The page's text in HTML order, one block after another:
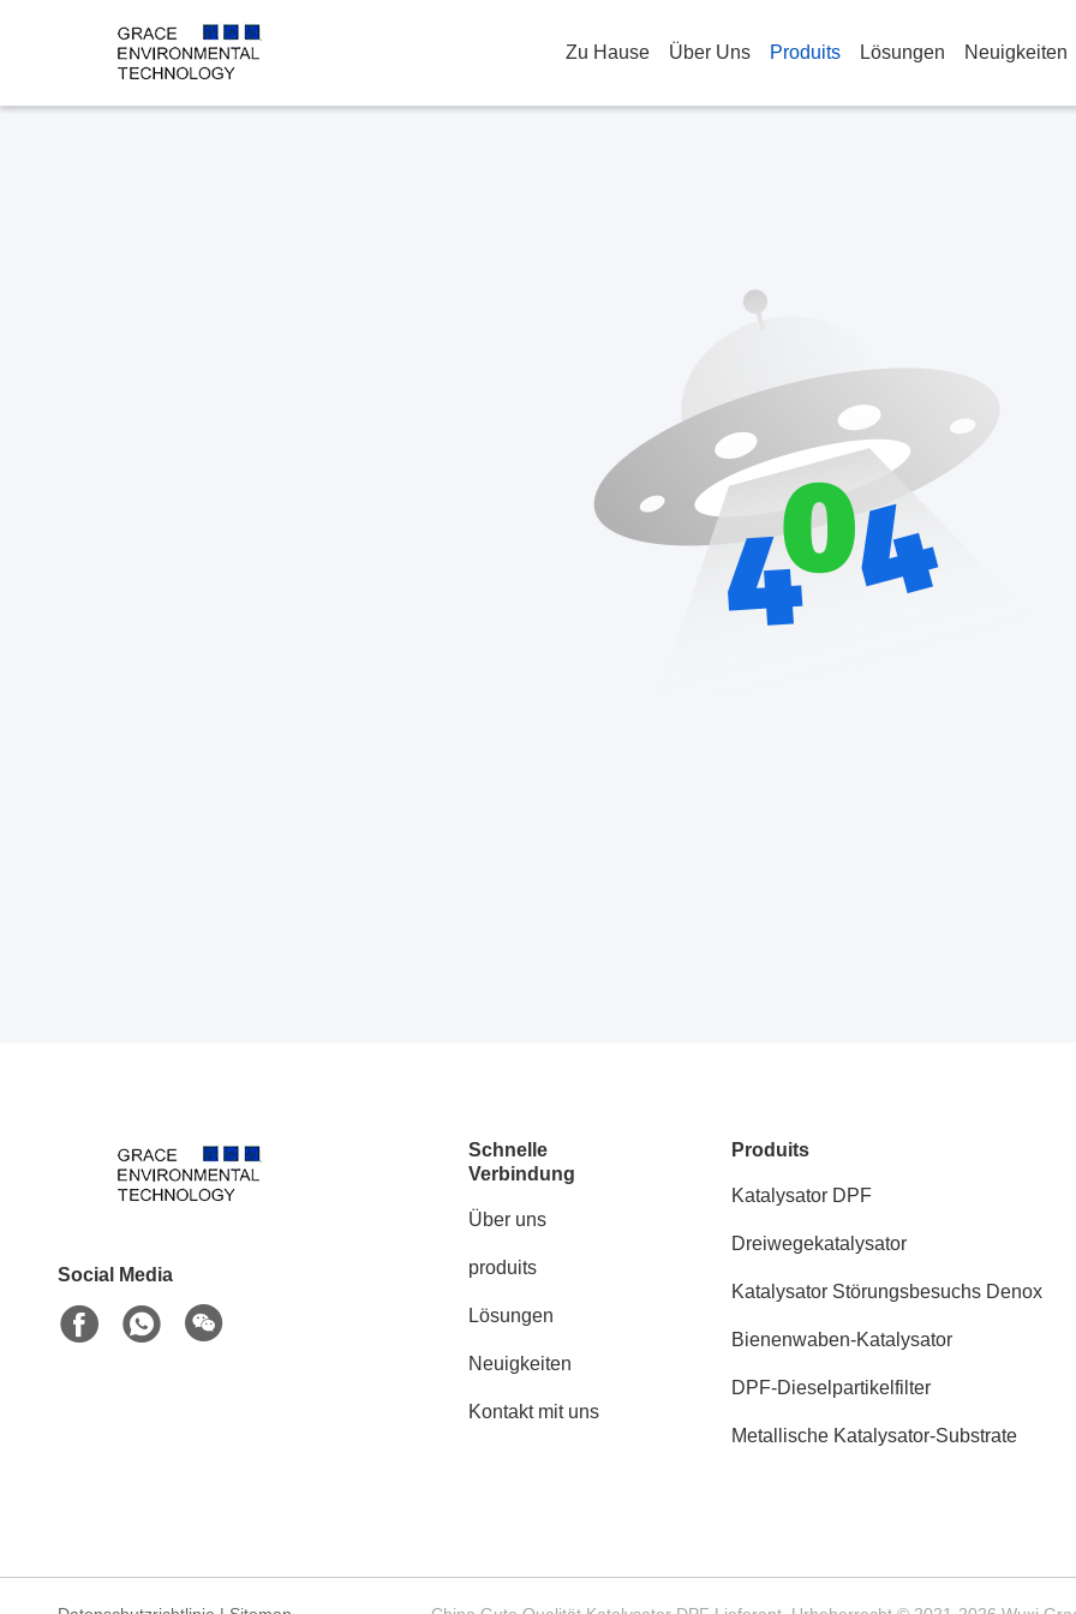
Zu Hause Über Uns Produits Lösungen Neuigkeiten
Social Media
Schnelle
Verbindung
Über uns
produits
Lösungen
Neuigkeiten
Kontakt mit uns
Produits
Katalysator DPF
Dreiwegekatalysator
Katalysator Störungsbesuchs Denox
Bienenwaben-Katalysator
DPF-Dieselpartikelfilter
Metallische Katalysator-Substrate